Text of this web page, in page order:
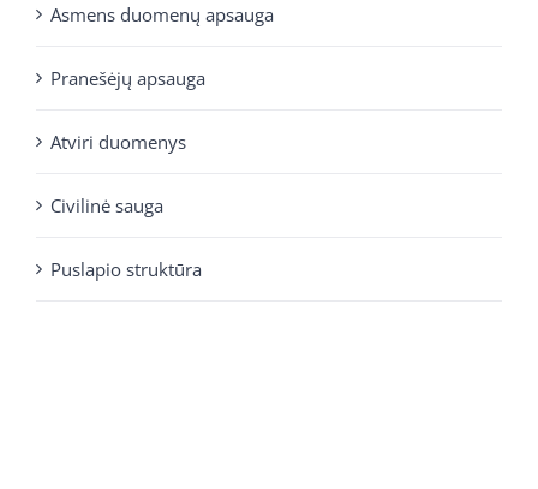
Asmens duomenų apsauga
Pranešėjų apsauga
Atviri duomenys
Civilinė sauga
Puslapio struktūra